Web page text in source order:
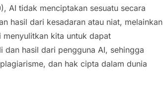
AI tidak menciptakan sesuatu secara
hasil dari kesadaran atau niat, melainkan
kita untuk dapat
dan hasil dari pengguna AI, sehingga
dan hak cipta dalam dunia